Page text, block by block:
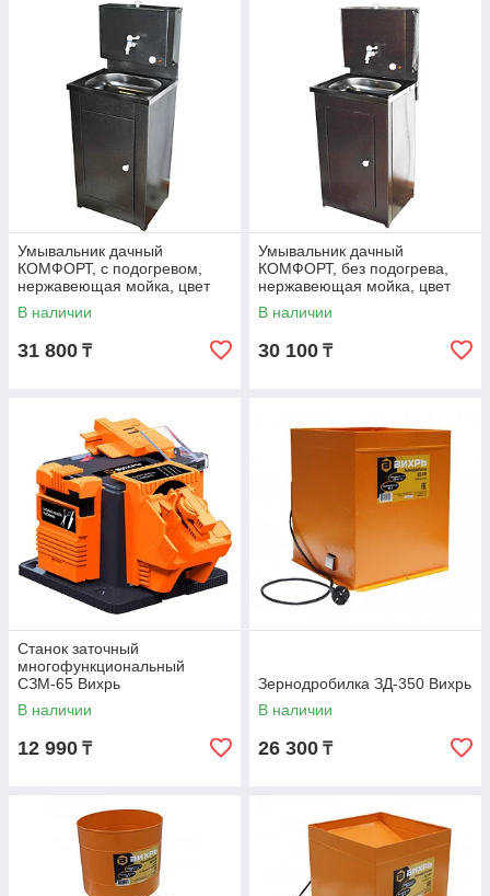
Умывальник дачный
КОМФОРТ, с подогревом,
нержавеющая мойка, цвет
серебро
В наличии
31 800 ₸
Умывальник дачный
КОМФОРТ, без подогрева,
нержавеющая мойка, цвет
медь
В наличии
30 100 ₸
Станок заточный
многофункциональный
СЗМ-65 Вихрь
В наличии
12 990 ₸
Зернодробилка ЗД-350 Вихрь
В наличии
26 300 ₸